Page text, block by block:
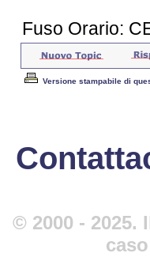
Fuso Orario:
Versione stampabile di
© 2000 -